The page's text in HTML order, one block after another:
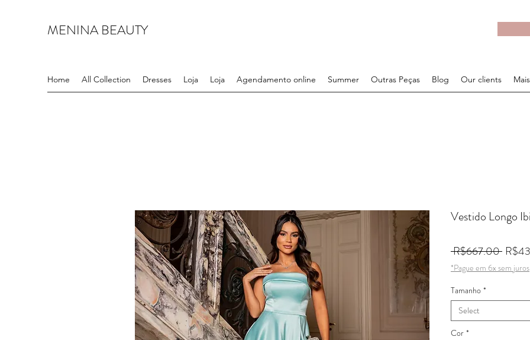
MENINA BEAUTY
Home All Collection Dresses Loja Loja Agendamento online Summer Outras Peças Blog Our clients Mais
Vestido Longo
R$667.00
*Pague em 6x sem juros
Tamanho *
Select
Cor *